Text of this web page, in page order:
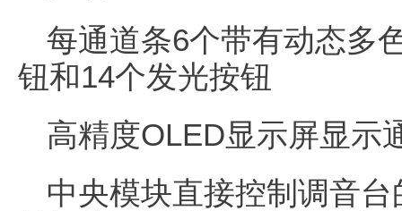
每通道条6个带有动态多
钮和14个发光按钮
高精度OLED显示屏显示
中央模块直接控制调音